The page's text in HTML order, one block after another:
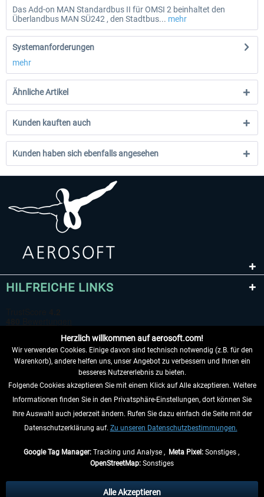
Das Add-on MAN Standardbus II für OMSI 2 beinhaltet den
Überlandbus MAN SÜ242 , den Stadtbus... mehr
Systemanforderungen
mehr
Ähnliche Artikel
Kunden kauften auch
Kunden haben sich ebenfalls angesehen
HILFREICHE LINKS
VERTRAG WIDERRUFEN
INFORMATIONEN
anders beschrieben.
Herzlich willkommen auf aerosoft.com!
Wir verwenden Cookies. Einige davon sind technisch notwendig (z.B. für den
Warenkorb), andere helfen uns, unser Angebot zu verbessern und Ihnen ein
besseres Nutzererlebnis zu bieten.
Folgende Cookies akzeptieren Sie mit einem Klick auf Alle akzeptieren. Weitere
Informationen finden Sie in den Privatsphäre-Einstellungen, dort können Sie
Ihre Auswahl auch jederzeit ändern. Rufen Sie dazu einfach die Seite mit der
Datenschutzerklärung auf. Zu unseren Datenschutzbestimmungen.
Google Tag Manager:Tracking und Analyse , Meta Pixel:Sonstiges ,
OpenStreetMap: Sonstiges
Alle Akzeptieren